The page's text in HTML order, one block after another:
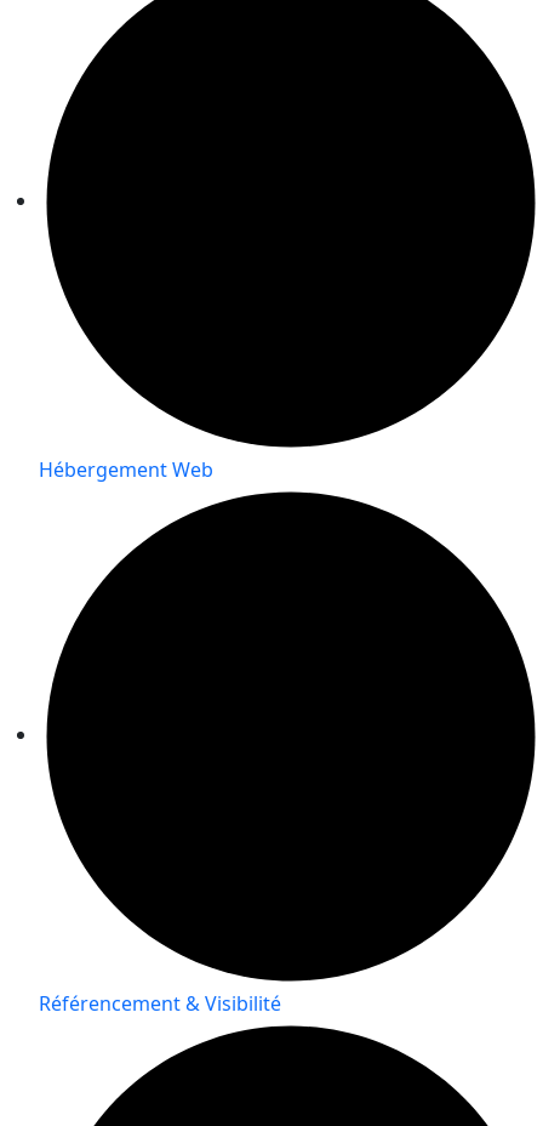
Hébergement Web
Référencement & Visibilité